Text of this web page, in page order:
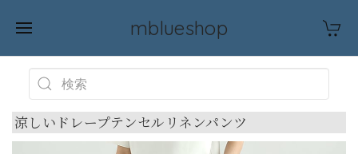
mblueshop
涼しいドレープテンセルリネンパンツ